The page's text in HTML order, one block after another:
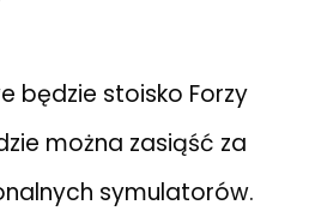
będzie stoisko Forzy
można zasiąść za
symulatorów.